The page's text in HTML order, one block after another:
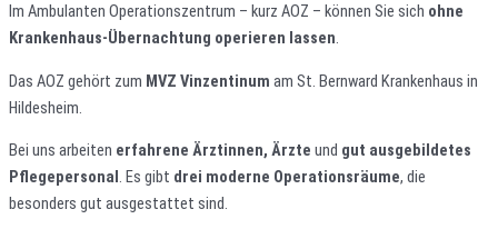
Im Ambulanten Operationszentrum – kurz AOZ – können Sie sich ohne
Krankenhaus-Übernachtung operieren lassen.
Das AOZ gehört zum MVZ Vinzentinum am St. Bernward Krankenhaus in
Hildesheim.
Bei uns arbeiten erfahrene Ärztinnen, Ärzte und gut ausgebildetes
Pflegepersonal . Es gibt drei moderne Operationsräume, die
besonders gut ausgestattet sind.